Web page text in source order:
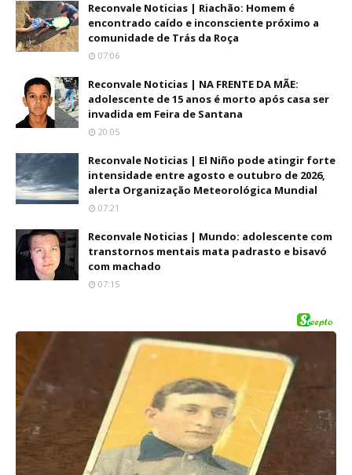
Reconvale Noticias | Riachão: Homem é
encontrado caído e inconsciente próximo a
comunidade de Trás da Roça
07:06
Reconvale Noticias | NA FRENTE DA MÃE:
adolescente de 15 anos é morto após casa ser
invadida em Feira de Santana
20:05
Reconvale Noticias | El Niño pode atingir forte
intensidade entre agosto e outubro de 2026,
alerta Organização Meteorológica Mundial
07:21
Reconvale Noticias | Mundo: adolescente com
transtornos mentais mata padrasto e bisavó
com machado
07:15